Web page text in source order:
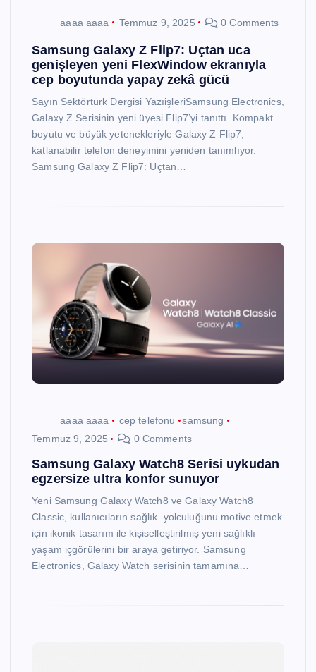
aaaa aaaa Temmuz 9, 2025 0 Comments
Samsung Galaxy Z Flip7: Uçtan uca
genişleyen yeni FlexWindow ekranıyla
cep boyutunda yapay zekâ gücü
Sayın Sektörtürk Dergisi YazıişleriSamsung Electronics,
Galaxy Z Serisinin yeni üyesi Flip7’yi tanıttı. Kompakt
boyutu ve büyük yetenekleriyle Galaxy Z Flip7,
katlanabilir telefon deneyimini yeniden tanımlıyor.
Samsung Galaxy Z Flip7: Uçtan…
aaaa aaaa cep telefonu
samsung
Temmuz 9, 2025
0 Comments
Samsung Galaxy Watch8 Serisi uykudan
egzersize ultra konfor sunuyor
Yeni Samsung Galaxy Watch8 ve Galaxy Watch8
Classic, kullanıcıların sağlık yolculuğunu motive etmek
için ikonik tasarım ile kişiselleştirilmiş yeni sağlıklı
yaşam içgörülerini bir araya getiriyor. Samsung
Electronics, Galaxy Watch serisinin tamamına…